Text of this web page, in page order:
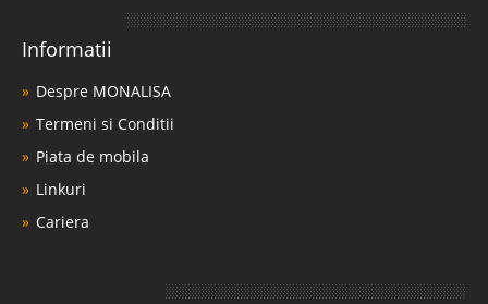
Informatii
Despre MONALISA
Termeni si Conditii
Piata de mobila
Linkuri
Cariera